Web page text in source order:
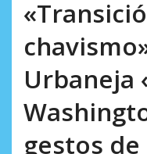
Urbaneja
gestos